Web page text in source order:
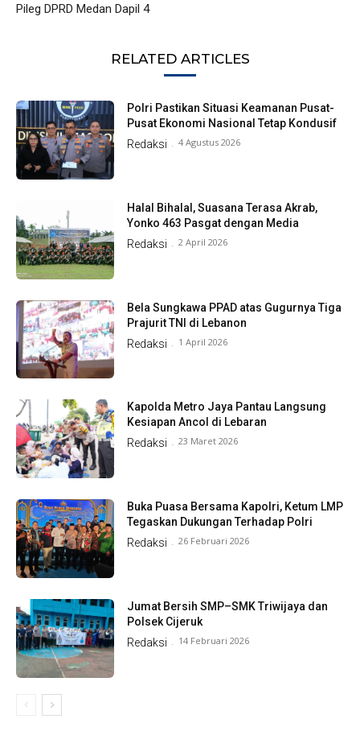
Pileg DPRD Medan Dapil 4
RELATED ARTICLES
Polri Pastikan Situasi Keamanan Pusat-
Pusat Ekonomi Nasional Tetap Kondusif
Redaksi - 4 Agustus 2026
Halal Bihalal, Suasana Terasa Akrab,
Yonko 463 Pasgat dengan Media
Redaksi - 2 April 2026
Bela Sungkawa PPAD atas Gugurnya Tiga
Prajurit TNI di Lebanon
Redaksi - 1 April 2026
Kapolda Metro Jaya Pantau Langsung
Kesiapan Ancol di Lebaran
Redaksi - 23 Maret 2026
Buka Puasa Bersama Kapolri, Ketum LMP
Tegaskan Dukungan Terhadap Polri
Redaksi - 26 Februari 2026
Jumat Bersih SMP–SMK Triwijaya dan
Polsek Cijeruk
Redaksi - 14 Februari 2026